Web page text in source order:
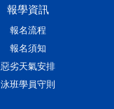
報學資訊
報名流程
報名須知
惡劣天氣安排
泳班學員守則